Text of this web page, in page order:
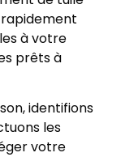
à votre
prêts à
identifions
les
votre